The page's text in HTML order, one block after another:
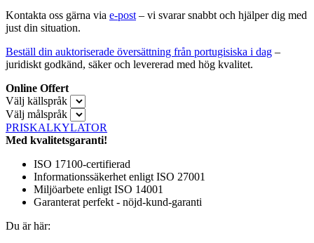
Kontakta oss gärna via e-post – vi svarar snabbt och hjälper dig med
just din situation.
Beställ din auktoriserade översättning från portugisiska i dag –
juridiskt godkänd, säker och levererad med hög kvalitet.
Online Offert
Välj källspråk
Välj målspråk
PRISKALKYLATOR
Med kvalitetsgaranti!
ISO 17100-certifierad
Informationssäkerhet enligt ISO 27001
Miljöarbete enligt ISO 14001
Garanterat perfekt - nöjd-kund-garanti
Du är här: